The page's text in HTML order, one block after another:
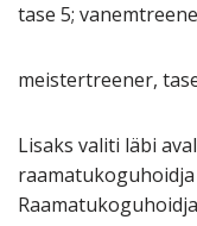
tase 5;
meistertreener,
Lisaks valiti läbi